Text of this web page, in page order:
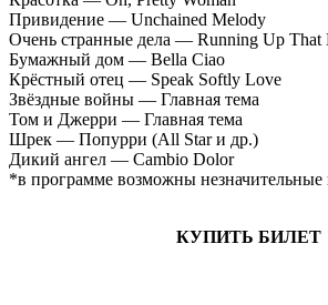
Привидение — Unchained Melody
Очень странные дела — Running Up That
Бумажный дом — Bella Ciao
Крёстный отец — Speak Softly Love
Звёздные войны — Главная тема
Том и Джерри — Главная тема
Шрек — Попурри (All Star и др.)
Дикий ангел — Cambio Dolor
*в программе возможны незначительные
КУПИТЬ БИЛЕТ